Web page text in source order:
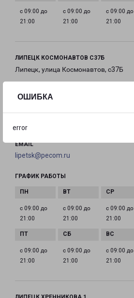
ОШИБКА
error
с 09:00 до
21:00
с 09:00 до
21:00
с 09:00 до
21:00
ЛИПЕЦК КОСМОНАВТОВ С37Б
Липецк, улица Космонавтов, с37Б
ТЕЛЕФОН
EMAIL
lipetsk@pecom.ru
ГРАФИК РАБОТЫ
с 09:00 до
21:00
с 09:00 до
21:00
с 09:00 до
21:00
с 09:00 до
21:00
с 09:00 до
21:00
с 09:00 до
21:00